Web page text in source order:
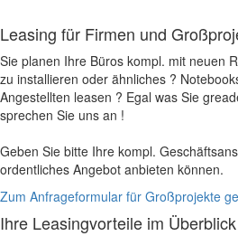
Leasing für Firmen und
Sie planen Ihre Büros kompl. mit neuen
zu installieren oder ähnliches ?
Angestellten leasen ? Egal was Sie
sprechen Sie uns an !
Geben Sie bitte Ihre kompl.
ordentliches Angebot anbieten können.
Zum Anfrageformular für Großprojekte
Ihre Leasingvorteile im Überblick